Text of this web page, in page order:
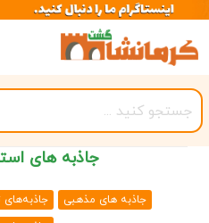
صفحه
اصلی
کرمانشاه
مجموعه
جاذبه های
جاذبه های مذهبی جاذبه‌های